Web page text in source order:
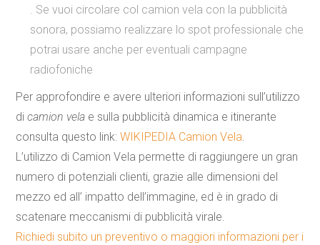
. Se vuoi circolare col camion vela con la pubblicità
sonora, possiamo realizzare lo spot professionale che
potrai usare anche per eventuali campagne
radiofoniche
Per approfondire e avere ulteriori informazioni sull’utilizzo
di camion vela e sulla pubblicità dinamica e itinerante
consulta questo link: WIKIPEDIA Camion Vela.
L’utilizzo di Camion Vela permette di raggiungere un gran
numero di potenziali clienti, grazie alle dimensioni del
mezzo ed all’ impatto dell’immagine, ed è in grado di
scatenare meccanismi di pubblicità virale.
Richiedi subito un preventivo o maggiori informazioni per i